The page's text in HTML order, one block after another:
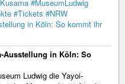
#MuseumLudwig
#Tickets #NRW
in Köln: So kommt ihr
Ausstellung in Köln: So
Ludwig die Yayoi-